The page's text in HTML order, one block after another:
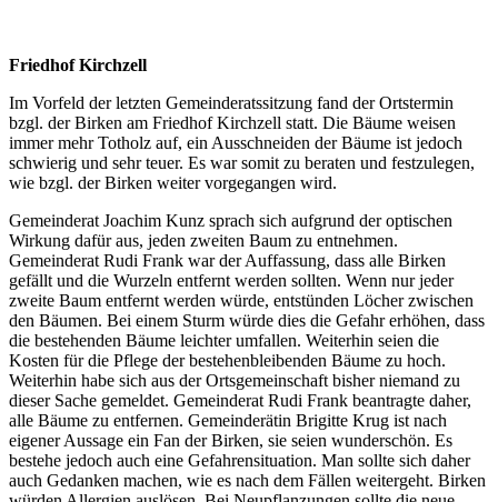
Friedhof Kirchzell
Im Vorfeld der letzten Gemeinderatssitzung fand der Ortstermin
bzgl. der Birken am Friedhof Kirchzell statt. Die Bäume weisen
immer mehr Totholz auf, ein Ausschneiden der Bäume ist jedoch
schwierig und sehr teuer. Es war somit zu beraten und festzulegen,
wie bzgl. der Birken weiter vorgegangen wird.
Gemeinderat Joachim Kunz sprach sich aufgrund der optischen
Wirkung dafür aus, jeden zweiten Baum zu entnehmen.
Gemeinderat Rudi Frank war der Auffassung, dass alle Birken
gefällt und die Wurzeln entfernt werden sollten. Wenn nur jeder
zweite Baum entfernt werden würde, entstünden Löcher zwischen
den Bäumen. Bei einem Sturm würde dies die Gefahr erhöhen, dass
die bestehenden Bäume leichter umfallen. Weiterhin seien die
Kosten für die Pflege der bestehenbleibenden Bäume zu hoch.
Weiterhin habe sich aus der Ortsgemeinschaft bisher niemand zu
dieser Sache gemeldet. Gemeinderat Rudi Frank beantragte daher,
alle Bäume zu entfernen. Gemeinderätin Brigitte Krug ist nach
eigener Aussage ein Fan der Birken, sie seien wunderschön. Es
bestehe jedoch auch eine Gefahrensituation. Man sollte sich daher
auch Gedanken machen, wie es nach dem Fällen weitergeht. Birken